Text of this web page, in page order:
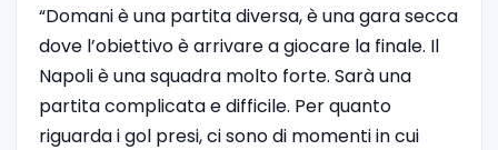
“Domani è una partita diversa, è una gara secca
dove l’obiettivo è arrivare a giocare la finale. Il
Napoli è una squadra molto forte. Sarà una
partita complicata e difficile. Per quanto
riguarda i gol presi, ci sono di momenti in cui